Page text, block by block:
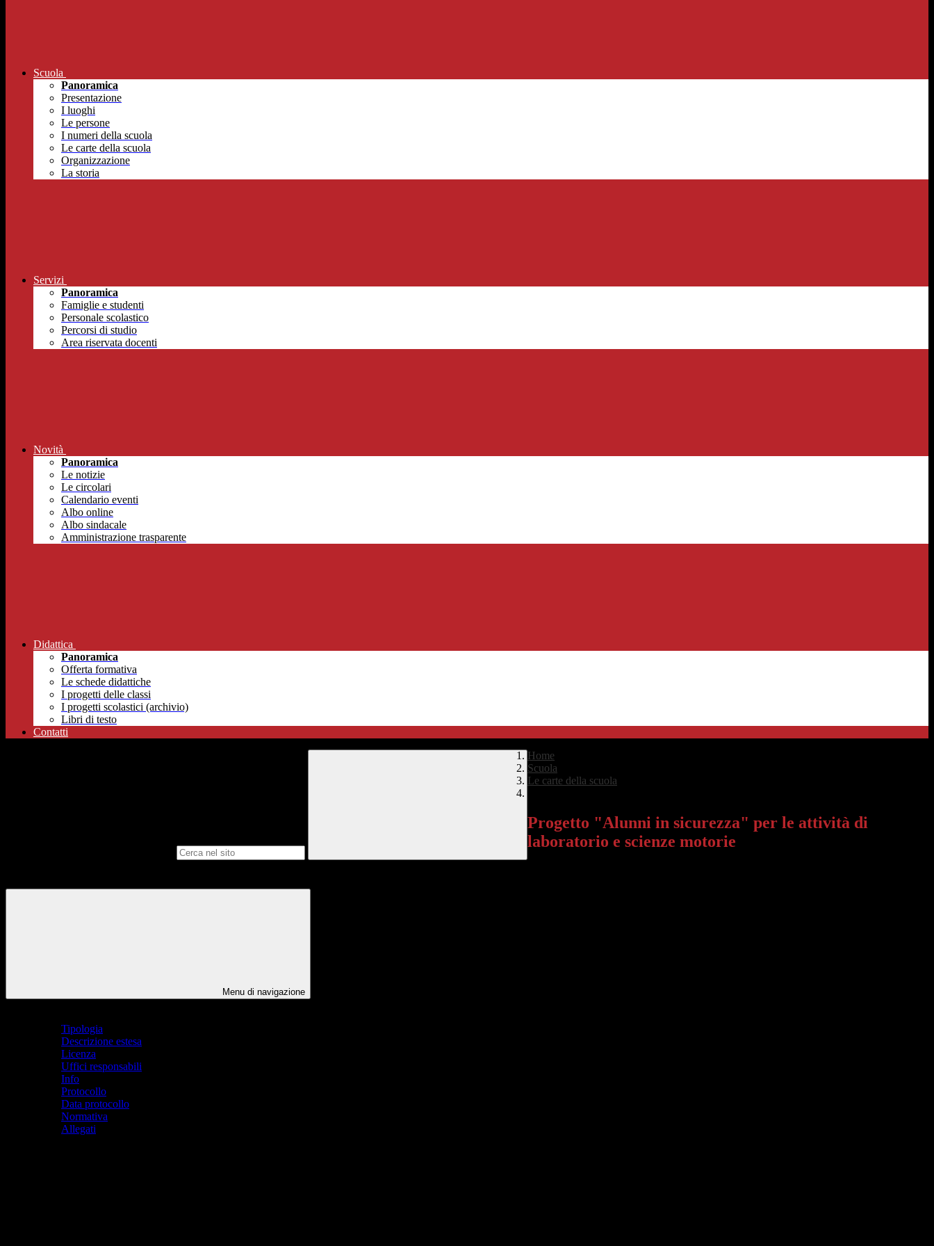
Scuola
Panoramica
Presentazione
I luoghi
Le persone
I numeri della scuola
Le carte della scuola
Organizzazione
La storia
Servizi
Panoramica
Famiglie e studenti
Personale scolastico
Percorsi di studio
Area riservata docenti
Novità
Panoramica
Le notizie
Le circolari
Calendario eventi
Albo online
Albo sindacale
Amministrazione trasparente
Didattica
Panoramica
Offerta formativa
Le schede didattiche
I progetti delle classi
I progetti scolastici (archivio)
Libri di testo
Contatti
Home
Scuola
Le carte della scuola
Progetto "Alunni in sicurezza" per le attività di
laboratorio e scienze motorie
Menu di navigazione
Tipologia
Descrizione estesa
Licenza
Uffici responsabili
Info
Protocollo
Data protocollo
Normativa
Allegati